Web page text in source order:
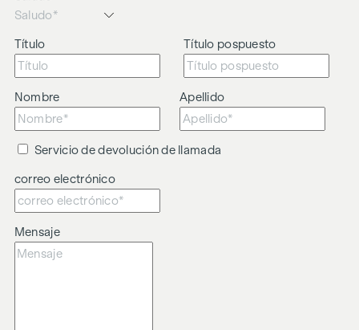
o comercial entre el agente y el tercero a mediar.
El agente actúa como doble intermediario.
Título Título pospuesto
Nombre Apellido
Servicio de devolución de llamada
correo electrónico
Mensaje